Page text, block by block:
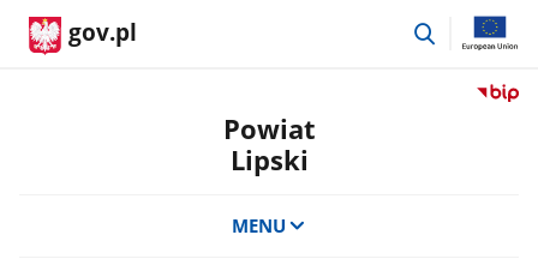
gov.pl
przejdź
Przejdź
Powiat
Lipski
MENU